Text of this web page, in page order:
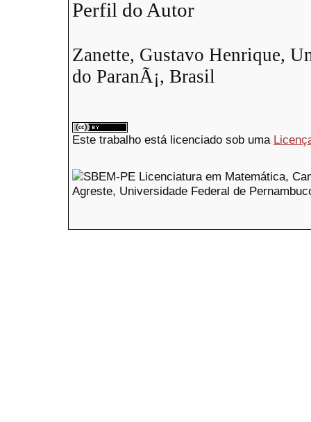
Perfil do Autor
Zanette, Gustavo Henrique,
do ParanÃ¡, Brasil
Este trabalho está licenciado sob uma